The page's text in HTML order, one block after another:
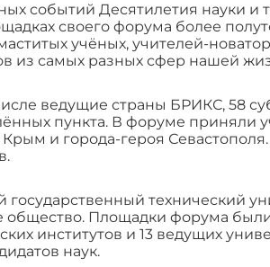
событий Десятилетия науки и
своего форума более
учёных, учителей-
из самых разных сфер нашей
ведущие страны БРИКС, 58
пункта. В форуме приняли
и города-героя
технический
Площадки форума
институтов и 13 ведущих
наук.